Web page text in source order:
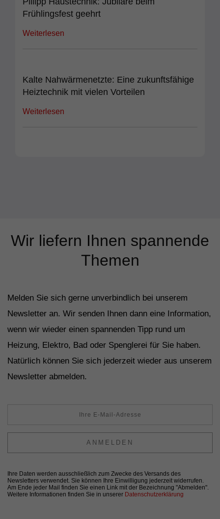
Frühlingsfest geehrt
Weiterlesen
Kalte Nahwärmenetzte: Eine zukunftsfähige
Heiztechnik mit vielen Vorteilen
Weiterlesen
Wir liefern Ihnen spannende
Themen
Melden Sie sich gerne unverbindlich bei unserem
Newsletter an. Wir senden Ihnen dann eine Information,
wenn wir wieder einen spannenden Tipp rund um
Heizung, Elektro, Bad oder Spenglerei für Sie haben.
Natürlich können Sie sich jederzeit wieder aus unserem
Newsletter abmelden.
ANMELDEN
Ihre Daten werden ausschließlich zum Zwecke des Versands des
Newsletters verwendet. Sie können Ihre Einwilligung jederzeit widerrufen.
Am Ende jeder Mail finden Sie einen Link mit der Bezeichnung "Abmelden".
Weitere Informationen finden Sie in unserer Datenschutzerklärung